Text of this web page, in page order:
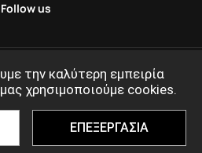
την καλύτερη εμπειρία
χρησιμοποιούμε cookies.
ΕΠΕΞΕΡΓΑΣΙΑ
Follow us
2020 - 2026